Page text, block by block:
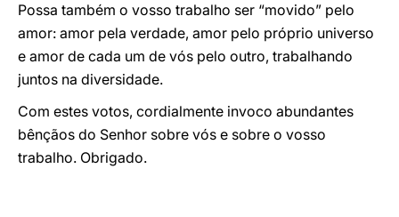
Possa também o vosso trabalho ser “movido” pelo
amor: amor pela verdade, amor pelo próprio universo
e amor de cada um de vós pelo outro, trabalhando
juntos na diversidade.
Com estes votos, cordialmente invoco abundantes
bênçãos do Senhor sobre vós e sobre o vosso
trabalho. Obrigado.